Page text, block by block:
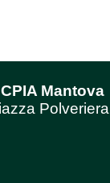
CPIA Mantova